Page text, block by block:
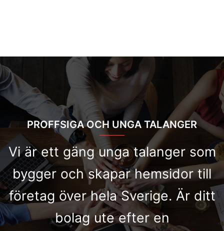
PROFFSIGA OCH UNGA TALANGER
Vi är ett gäng unga talanger som
bygger och skapar hemsidor till
företag över hela Sverige. Är ditt
bolag ute efter en